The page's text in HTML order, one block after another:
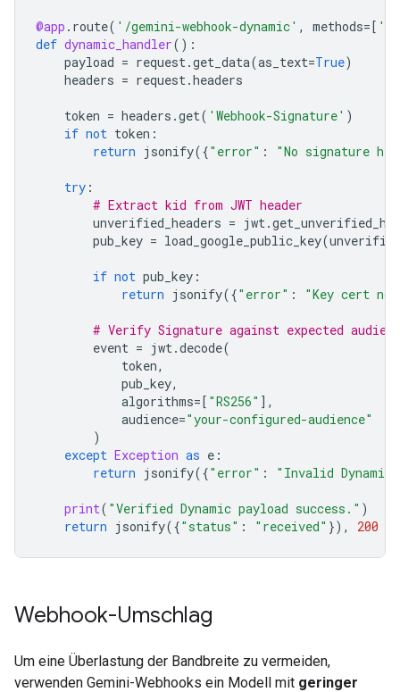
@app . route( '/gemini-webhook-dynamic' , methods=[
def dynamic_handler():
payload = request.get_data(as_text=True)
headers = request.headers
token = headers .get( 'Webhook-Signature' )
if not token :
return jsonify({"error" : "No signature
try :
# Extract kid from JWT header
unverified_headers = jwt.
pub_key = load_google_public_key(
if not pub_key :
return jsonify({"error" : "Key cert
# Verify Signature against expected
event = jwt.decode(
token,
pub_key,
algorithms=[ "RS256" ],
audience="your-configured-audience"
)
except Exception as e :
return jsonify({"error" : "Invalid
print( "Verified Dynamic payload success." )
return jsonify({"status" : "received" }), 200
Webhook-Umschlag
Um eine Überlastung der Bandbreite zu vermeiden,
verwenden Gemini-Webhooks ein Modell mit geringer